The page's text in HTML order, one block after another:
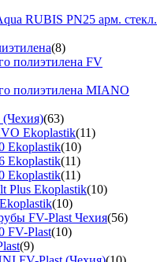
RUBIS PN25 арм. стекл.
(8)
полиэтилена FV
полиэтилена MIANO
(63)
Ekoplastik(11)
Ekoplastik(10)
Ekoplastik(11)
Ekoplastik(11)
Plus Ekoplastik(10)
(10)
FV-Plast Чехия(56)
FV-Plast(10)
(9)